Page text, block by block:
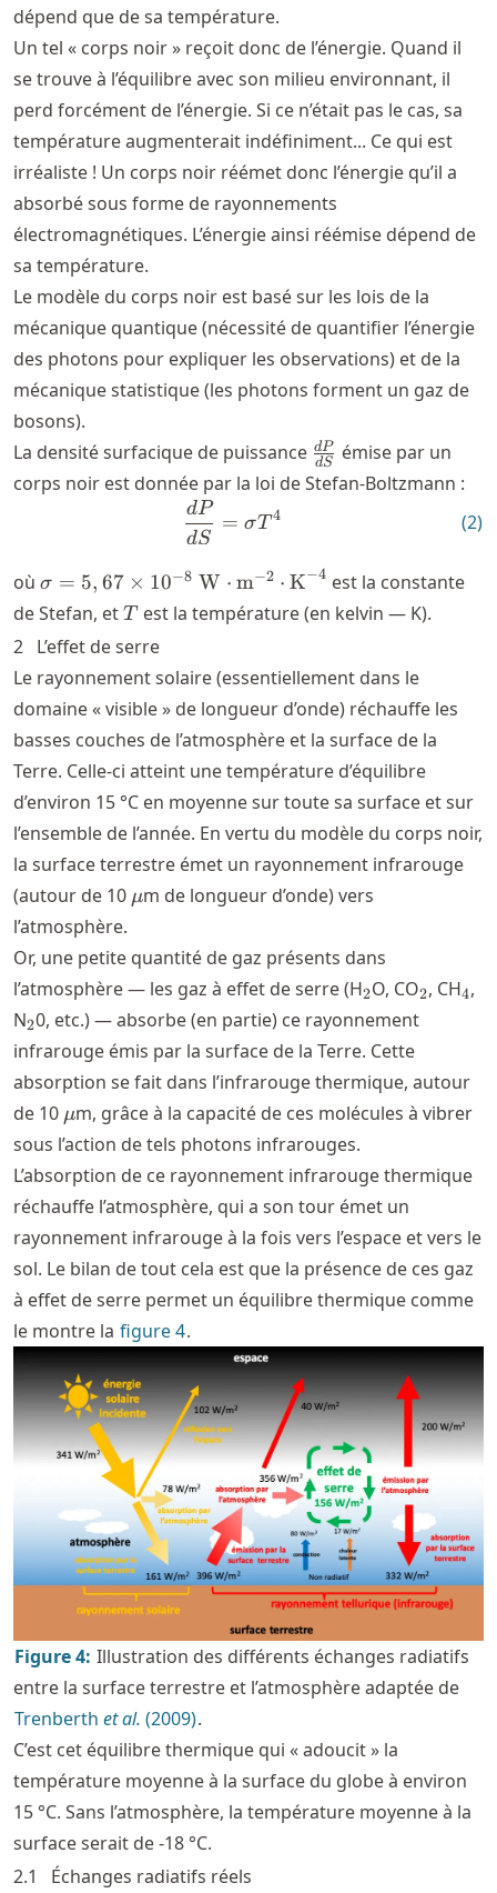
dépend que de sa température.
Un tel « corps noir » reçoit donc de l’énergie. Quand il
se trouve à l’équilibre avec son milieu environnant, il
perd forcément de l’énergie. Si ce n’était pas le cas, sa
température augmenterait indéfiniment... Ce qui est
irréaliste ! Un corps noir réémet donc l’énergie qu’il a
absorbé sous forme de rayonnements
électromagnétiques. L’énergie ainsi réémise dépend de
sa température.
Le modèle du corps noir est basé sur les lois de la
mécanique quantique (nécessité de quantifier l’énergie
des photons pour expliquer les observations) et de la
mécanique statistique (les photons forment un gaz de
bosons).
La densité surfacique de puissance \frac{dP}
{dS}
dS
dP
émise par un
corps noir est donnée par la loi de Stefan-Boltzmann :
\frac{dP}{dS} = \sigma
dS
dP
= σT 4 (2)
où \sigma = 5,67
\times 10^{-8}\
\text{W}\cdot
\text{m}^{-2}\cdot
\text{K}^{-4}
σ = 5, 67 × 10−8 W ⋅ m−2 ⋅ K−4 est la constante
de Stefan, etT
T est la température (en kelvin — K).
2 L’effet de serre
Le rayonnement solaire (essentiellement dans le
domaine « visible » de longueur d’onde) réchauffe les
basses couches de l’atmosphère et la surface de la
Terre. Celle-ci atteint une température d’équilibre
d’environ 15 °C en moyenne sur toute sa surface et sur
l’ensemble de l’année. En vertu du modèle du corps noir,
la surface terrestre émet un rayonnement infrarouge
(autour de 10 \mu
μm de longueur d’onde) vers
l’atmosphère.
Or, une petite quantité de gaz présents dans
l’atmosphère — les gaz à effet de serre (H_2
2O, CO_2
2, CH_4
4,
N_2
20, etc.) — absorbe (en partie) ce rayonnement
infrarouge émis par la surface de la Terre. Cette
absorption se fait dans l’infrarouge thermique, autour
de 10 \mu
μm, grâce à la capacité de ces molécules à vibrer
sous l’action de tels photons infrarouges.
L’absorption de ce rayonnement infrarouge thermique
réchauffe l’atmosphère, qui a son tour émet un
rayonnement infrarouge à la fois vers l’espace et vers le
sol. Le bilan de tout cela est que la présence de ces gaz
à effet de serre permet un équilibre thermique comme
le montre la figure4.
Figure4: Illustration des différents échanges radiatifs
entre la surface terrestre et l’atmosphère adaptée de
Trenberth et al. (2009).
C’est cet équilibre thermique qui « adoucit » la
température moyenne à la surface du globe à environ
15 °C. Sans l’atmosphère, la température moyenne à la
surface serait de -18 °C.
2.1
Échanges radiatifs réels